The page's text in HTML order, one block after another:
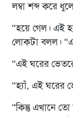
লম্বা শব্দ করে
“হয়ে গেল। এই
লোকটা বলল।
“এই ঘরের
“হ্যাঁ, এই ঘরের
“কিন্তু এখানে